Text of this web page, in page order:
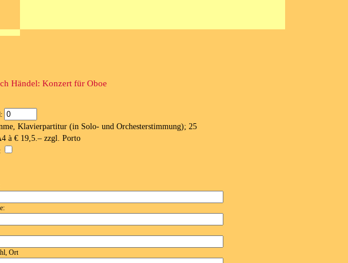
Händel: Konzert für Oboe
Klavierpartitur (in Solo- und Orchesterstimmung); 25
à € 19,5.– zzgl. Porto
Ort